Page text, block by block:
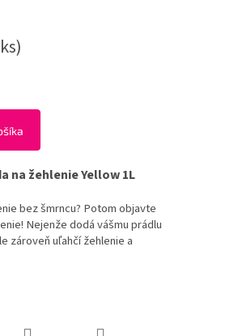
na žehlenie Yellow 1L
bez šmrncu? Potom objavte
Nejenže dodá vášmu prádlu
zároveň uľahčí žehlenie a